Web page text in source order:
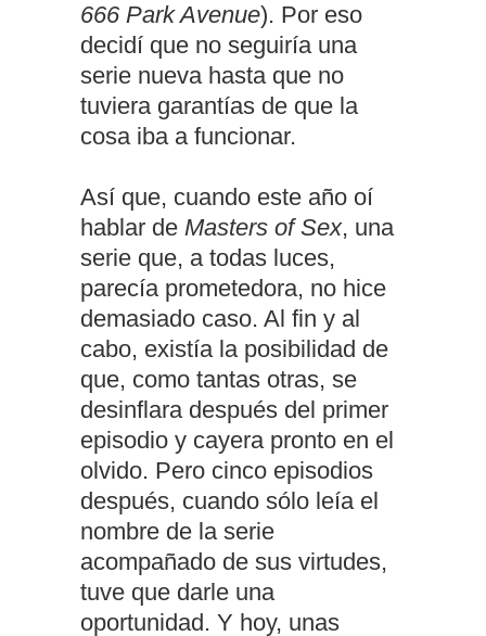
666 Park Avenue). Por eso
decidí que no seguiría una
serie nueva hasta que no
tuviera garantías de que la
cosa iba a funcionar.
Así que, cuando este año oí
hablar de Masters of Sex, una
serie que, a todas luces,
parecía prometedora, no hice
demasiado caso. Al fin y al
cabo, existía la posibilidad de
que, como tantas otras, se
desinflara después del primer
episodio y cayera pronto en el
olvido. Pero cinco episodios
después, cuando sólo leía el
nombre de la serie
acompañado de sus virtudes,
tuve que darle una
oportunidad. Y hoy, unas